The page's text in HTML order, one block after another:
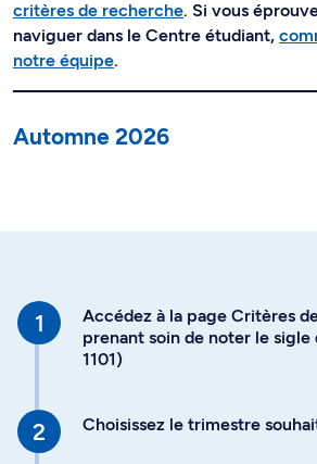
critères de recherche. Si vous
naviguer dans le Centre étudiant,
notre équipe.
Automne 2026
Accédez à la page Critères
prenant soin de noter le sigle
1101)
Choisissez le trimestre